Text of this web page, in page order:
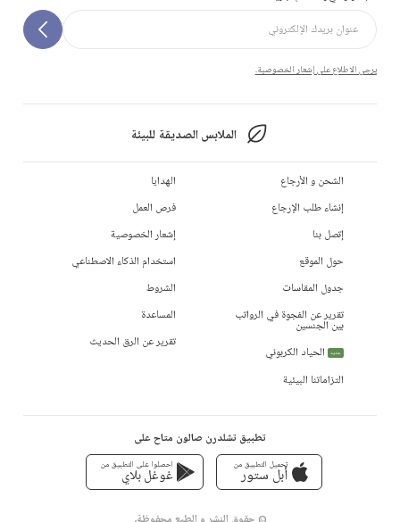
يرجى الاطلاع على إشعار الخصوصية.
الملابس الصديقة للبيئة
الشحن و الأرجاع
إنشاء طلب الإرجاع
إتصل بنا
حول الموقع
جدول المقاسات
تقرير عن الفجوة في الرواتب
بين الجنسين
جديد
الحياد الكربوني
التزاماتنا البيئية
الهدايا
فرص العمل
إشعار الخصوصية
استخدام الذكاء الاصطناعي
الشروط
المساعدة
تقرير عن الرق الحديث
تطبيق تشلدرن صالون متاح على
تحميل التطبيق من
أبل ستور
احصلوا على التطبيق من
غوغل بلاي